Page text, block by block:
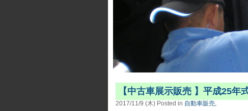
【中古車展示販売 】平成25
2017/11/9 (木) Posted in 自動車販売,